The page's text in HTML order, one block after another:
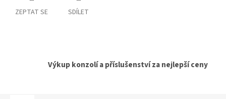
ZEPTAT SE SDÍLET
Výkup konzolí a příslušenství za nejlepší ceny